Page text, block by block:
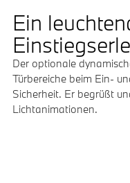
Ein
Der optionale
Türbereiche beim Ein-
Sicherheit. Er begrüßt
Lichtanimationen.